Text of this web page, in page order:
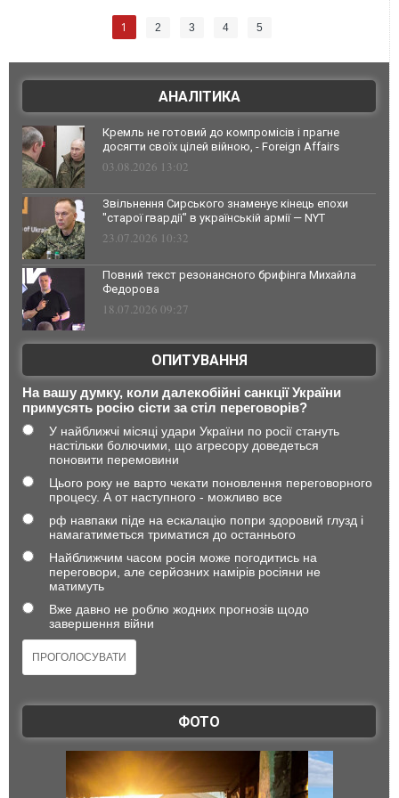
1 2 3 4 5
АНАЛІТИКА
Кремль не готовий до компромісів і прагне
досягти своїх цілей війною, - Foreign Affairs
03.08.2026 13:02
Звільнення Сирського знаменує кінець епохи
"старої гвардії" в українській армії — NYT
23.07.2026 10:32
Повний текст резонансного брифінга Михайла
Федорова
18.07.2026 09:27
ОПИТУВАННЯ
На вашу думку, коли далекобійні санкції України
примусять росію сісти за стіл переговорів?
У найближчі місяці удари України по росії стануть
настільки болючими, що агресору доведеться
поновити перемовини
Цього року не варто чекати поновлення переговорного
процесу. А от наступного - можливо все
рф навпаки піде на ескалацію попри здоровий глузд і
намагатиметься триматися до останнього
Найближчим часом росія може погодитись на
переговори, але серйозних намірів росіяни не
матимуть
Вже давно не роблю жодних прогнозів щодо
завершення війни
ФОТО